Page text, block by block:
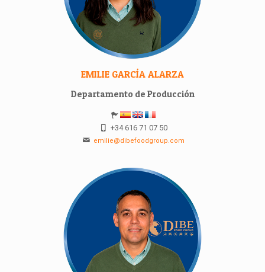
EMILIE GARCÍA ALARZA
Departamento de Producción
+34 616 71 07 50
emilie@dibefoodgroup.com